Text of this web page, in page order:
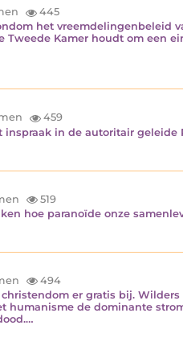
445
het vreemdelingenbeleid
Kamer houdt om een
459
inspraak in de autoritair
519
hoe paranoïde onze
494
er gratis bij.
humanisme de dominante